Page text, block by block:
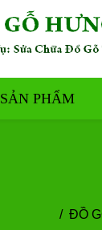
SẢN PHẨM
ĐỒ